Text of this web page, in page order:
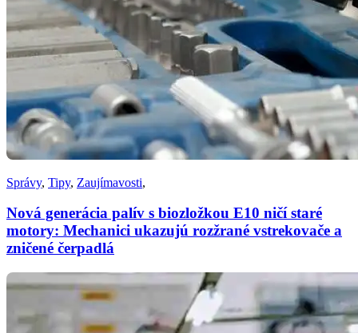
Správy, Tipy, Zaujímavosti,
Nová generácia palív s biozložkou E10 ničí staré
motory: Mechanici ukazujú rozžrané vstrekovače a
zničené čerpadlá